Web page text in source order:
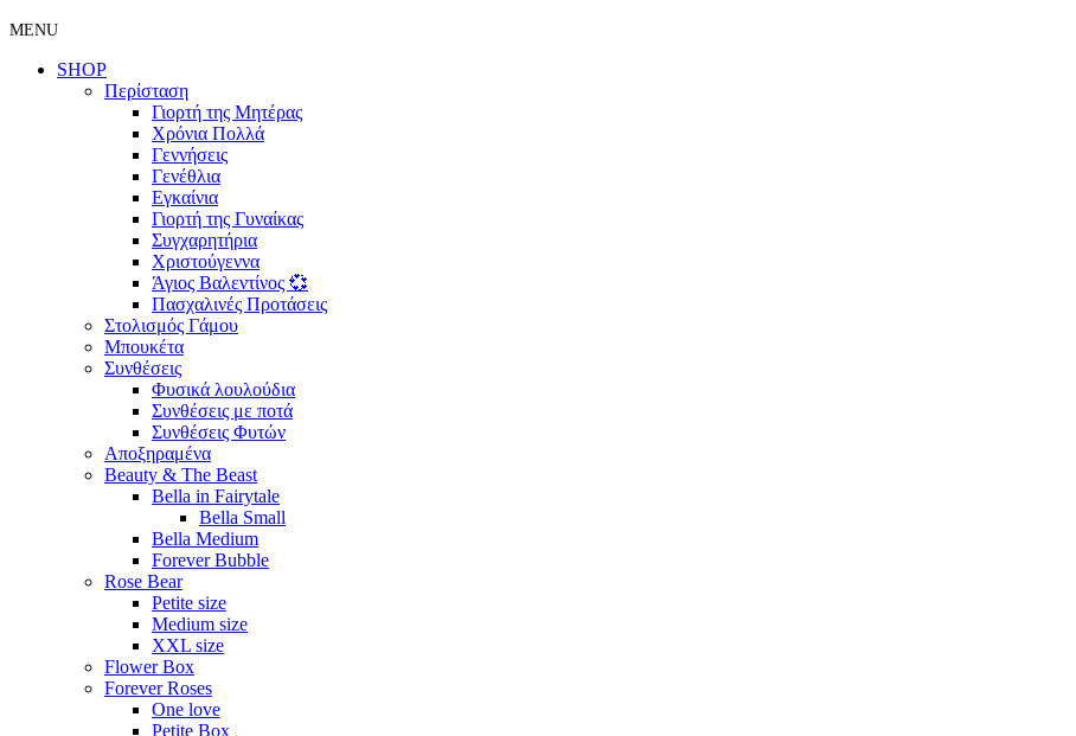
MENU
SHOP
Περίσταση
Γιορτή της Μητέρας
Χρόνια Πολλά
Γεννήσεις
Γενέθλια
Εγκαίνια
Γιορτή της Γυναίκας
Συγχαρητήρια
Χριστούγεννα
Άγιος Βαλεντίνος 💞
Πασχαλινές Προτάσεις
Στολισμός Γάμου
Μπουκέτα
Συνθέσεις
Φυσικά λουλούδια
Συνθέσεις με ποτά
Συνθέσεις Φυτών
Αποξηραμένα
Beauty & The Beast
Bella in Fairytale
Bella Small
Bella Medium
Forever Bubble
Rose Bear
Petite size
Medium size
XXL size
Flower Box
Forever Roses
One love
Petite Box